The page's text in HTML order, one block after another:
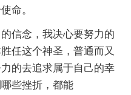
命。
信念，我决心要努力的
任这个神圣，普通而又
的去追求属于自己的幸
些挫折，都能